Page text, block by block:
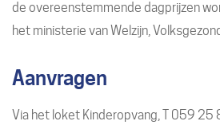
de overeenstemmende dagprijzen
het ministerie van Welzijn,
Aanvragen
Via het loket Kinderopvang, T 059